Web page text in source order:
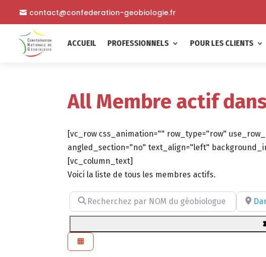
contact@confederation-geobiologie.fr
ACCUEIL PROFESSIONNELS POUR LES CLIENTS
All Membre actif
[vc_row css_animation="" row_type="row"
angled_section="no" text_align="left"
[vc_column_text]
Voici la liste de tous les membres actifs.
Recherchez par NOM du géobiologue (facultatif)